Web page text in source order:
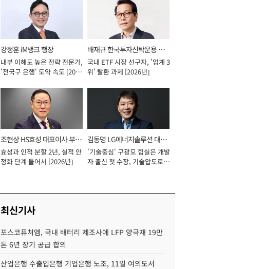
강정훈 iM뱅크 행장
내부 이해도 높은 전략 전문가,
'전국구 은행' 도약 속도 [2026
배재규 한국투자신탁운용 대
표이사 사장
국내 ETF 시장 선구자, '업계 3
위' 탈환 과제 [2026년]
조현상 HS효성 대표이사 부회
장
효성과 인적 분할 2년, 실적 안
정화 단계 들어서 [2026년]
김동명 LG에너지솔루션 대표
이사 사장
'기술중심' 구광모 힘실은 개발
자 출신 첫 수장, 기술압도로
최신기사
포스코퓨처엠, 국내 배터리 제조사에 LFP 양극재 19만
톤 6년 장기 공급 합의
산업은행 수출입은행 기업은행 노조, 11일 여의도서